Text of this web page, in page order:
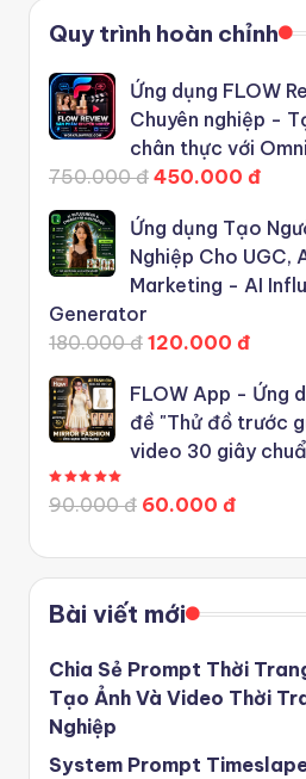
Quy trình hoàn chỉnh
Ứng dụng FLOW
Chuyên nghiệp -
chân thực với
750.000 đ 450.000 đ
Ứng dụng Tạo
Nghiệp Cho
Marketing - AI
Generator
180.000 đ 120.000 đ
FLOW App - Ứng
đề "Thử đồ trước
video 30 giây
90.000 đ 60.000 đ
Bài viết mới
Chia Sẻ Prompt Thời
Tạo Ảnh Và Video Thời
Nghiệp
System Prompt